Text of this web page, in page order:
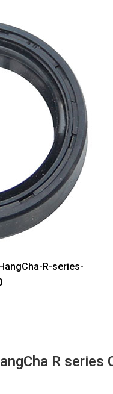
R-series-
R series